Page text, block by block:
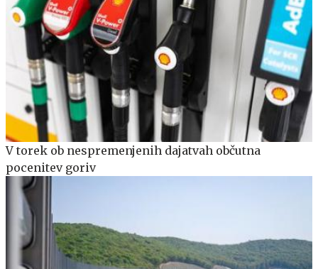
V torek ob nespremenjenih dajatvah občutna
pocenitev goriv